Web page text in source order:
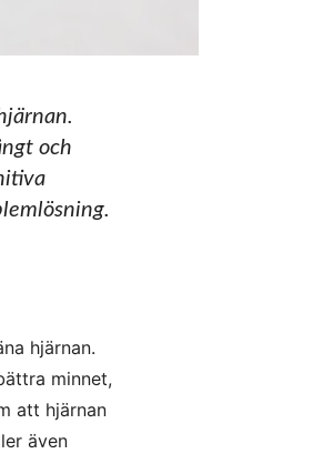
och
hjärnan.
minnet,
att hjärnan
även